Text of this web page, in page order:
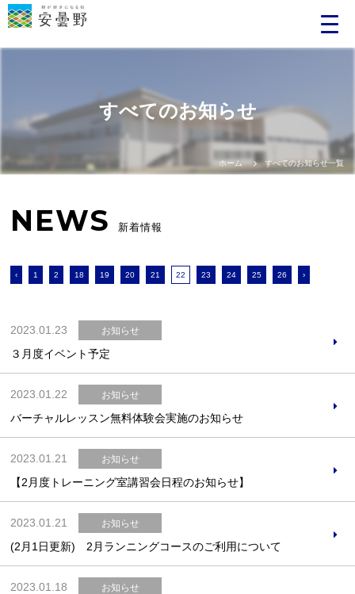
すべてのお知らせ
ホーム すべてのお知らせ一覧
NEWS 新着情報
‹ 1 2 18 19 20 21 22 23 24 25 26 ›
2023.01.23 お知らせ
３月度イベント予定
2023.01.22 お知らせ
バーチャルレッスン無料体験会実施のお知らせ
2023.01.21 お知らせ
【2月度トレーニング室講習会日程のお知らせ】
2023.01.21 お知らせ
(2月1日更新) 2月ランニングコースのご利用について
2023.01.18 お知らせ